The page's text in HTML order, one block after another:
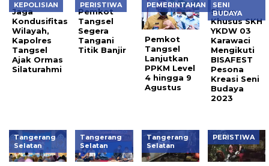
KEPOLISIAN
Jaga
Kondusifitas
Wilayah,
Kapolres
Tangsel
Ajak Ormas
Silaturahmi
PERISTIWA
Pemkot
Tangsel
Segera
Tangani
Titik Banjir
PEMERINTAHAN
Pemkot
Tangsel
Lanjutkan
PPKM Level
4 hingga 9
Agustus
SENI
BUDAYA
Siswa
Khusus SKH
YKDW 03
Karawaci
Mengikuti
BISAFEST
Pesona
Kreasi Seni
Budaya
2023
Tangerang
Selatan
Tangerang
Selatan
Tangerang
Selatan
PERISTIWA